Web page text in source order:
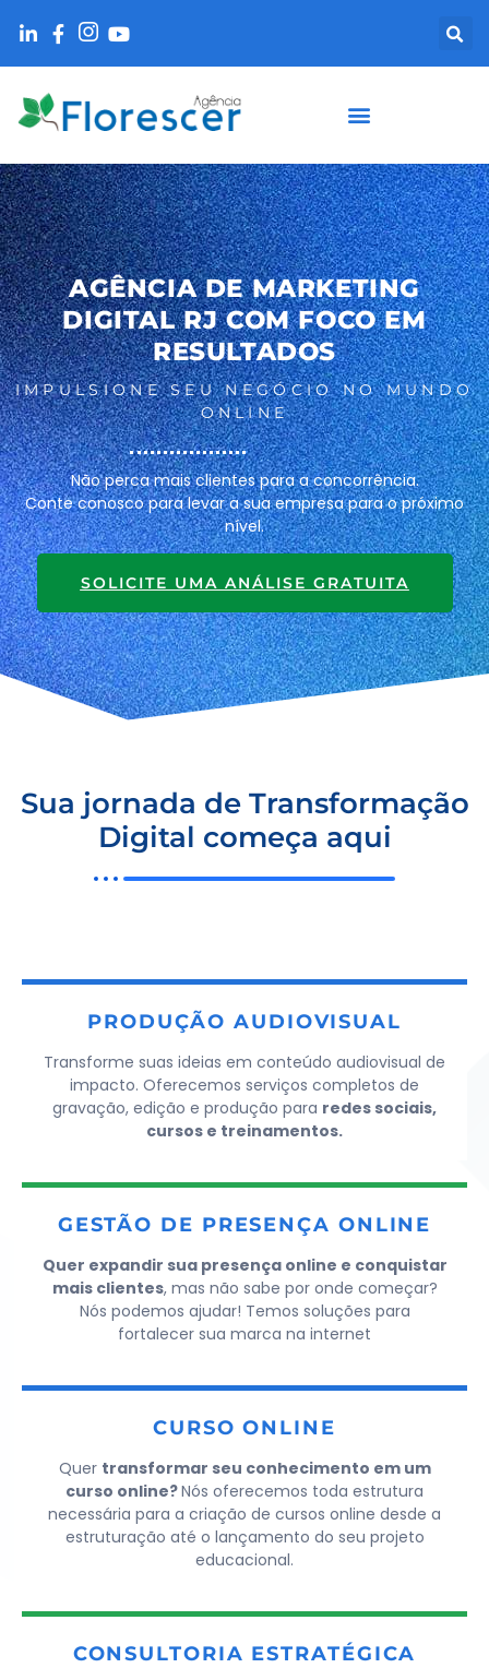
AGÊNCIA DE MARKETING
DIGITAL RJ COM FOCO EM
RESULTADOS
IMPULSIONE SEU NEGÓCIO NO MUNDO
ONLINE
Não perca mais clientes para a concorrência.
Conte conosco para levar a sua empresa para o próximo
nível.
SOLICITE UMA ANÁLISE GRATUITA
Sua jornada de Transformação
Digital começa aqui
PRODUÇÃO AUDIOVISUAL
Transforme suas ideias em conteúdo audiovisual de
impacto. Oferecemos serviços completos de
gravação, edição e produção para redes sociais,
cursos e treinamentos.
GESTÃO DE PRESENÇA ONLINE
Quer expandir sua presença online e conquistar
mais clientes, mas não sabe por onde começar?
Nós podemos ajudar! Temos soluções para
fortalecer sua marca na internet
CURSO ONLINE
Quer transformar seu conhecimento em um
curso online?Nós oferecemos toda estrutura
necessária para a criação de cursos online desde a
estruturação até o lançamento do seu projeto
educacional.
CONSULTORIA ESTRATÉGICA